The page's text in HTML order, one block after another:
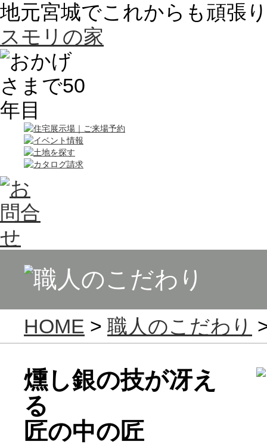
地元宮城でこれからも頑張
スモリの家
HOME > 職人のこだわり
燻し銀の技が冴え
る
匠の中の匠